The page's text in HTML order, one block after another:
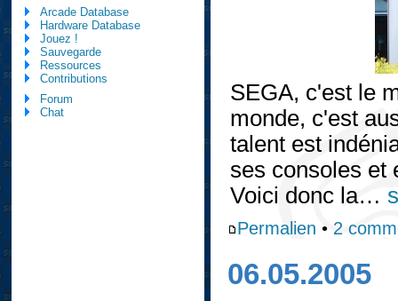
SEGA, c'est le
monde, c'est
talent est
ses consoles et
Voici donc la…
Permalien • 2
06.05.2005
Arcade Database
Hardware Database
Jouez !
Sauvegarde
Ressources
Contributions
Forum
Chat